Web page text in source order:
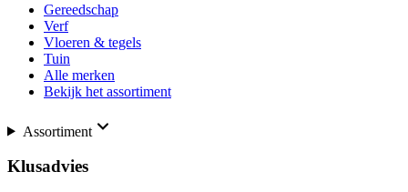
Gereedschap
Verf
Vloeren & tegels
Tuin
Alle merken
Bekijk het assortiment
Assortiment
Klusadvies